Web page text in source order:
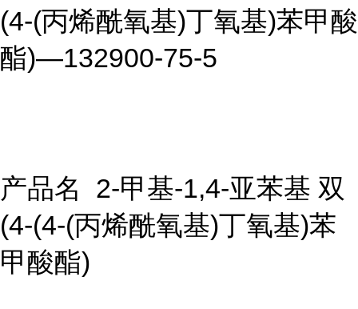
(4-(丙烯酰氧基)丁氧基)苯甲酸
酯)—132900-75-5
产品名 2-甲基-1,4-亚苯基 双
(4-(4-(丙烯酰氧基)丁氧基)苯
甲酸酯)